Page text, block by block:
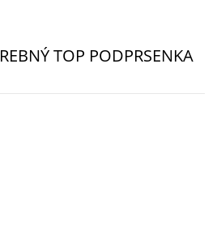
TOP PODPRSENKA